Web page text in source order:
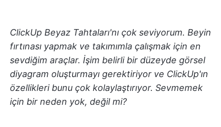
ClickUp Beyaz Tahtaları'nı çok seviyorum. Beyin
fırtınası yapmak ve takımımla çalışmak için en
sevdiğim araçlar. İşim belirli bir düzeyde görsel
diyagram oluşturmayı gerektiriyor ve ClickUp'ın
özellikleri bunu çok kolaylaştırıyor. Sevmemek
için bir neden yok, değil mi?